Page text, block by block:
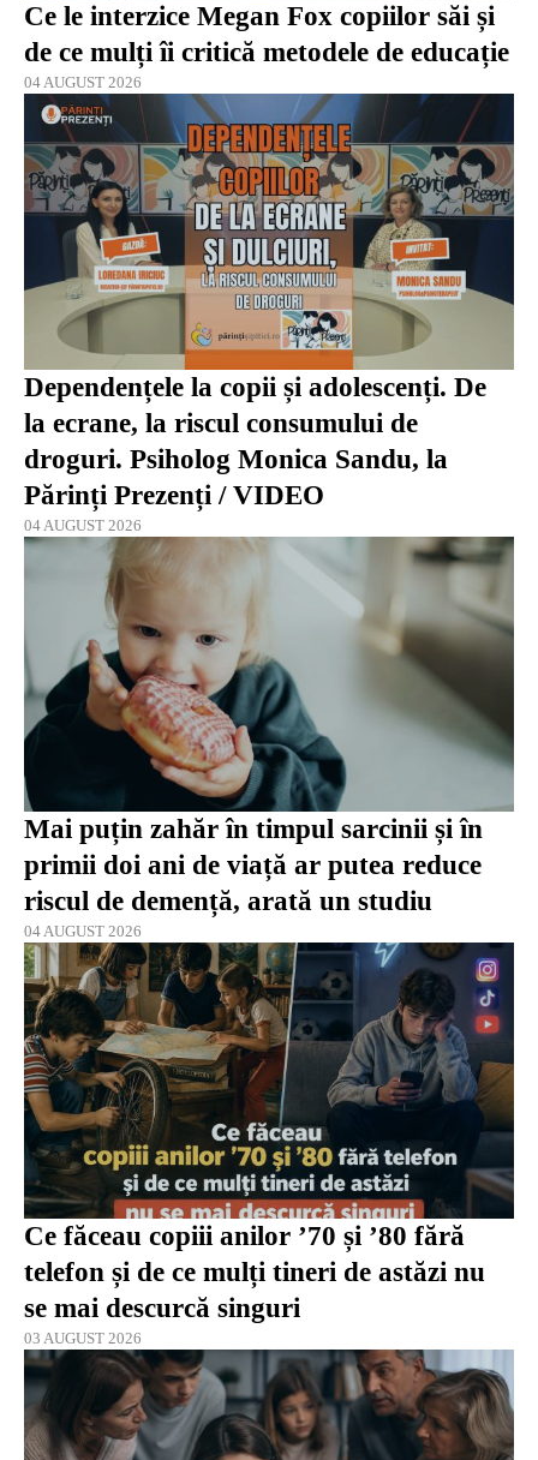
Ce le interzice Megan Fox copiilor săi și
de ce mulți îi critică metodele de educație
04 AUGUST 2026
Dependențele la copii și adolescenți. De
la ecrane, la riscul consumului de
droguri. Psiholog Monica Sandu, la
Părinți Prezenți / VIDEO
04 AUGUST 2026
Mai puțin zahăr în timpul sarcinii și în
primii doi ani de viață ar putea reduce
riscul de demență, arată un studiu
04 AUGUST 2026
Ce făceau copiii anilor ’70 și ’80 fără
telefon și de ce mulți tineri de astăzi nu
se mai descurcă singuri
03 AUGUST 2026